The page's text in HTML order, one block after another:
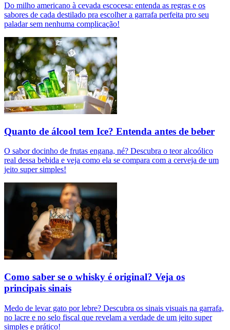
Do milho americano à cevada escocesa: entenda as regras e os
sabores de cada destilado pra escolher a garrafa perfeita pro seu
paladar sem nenhuma complicação!
Quanto de álcool tem Ice? Entenda antes de beber
O sabor docinho de frutas engana, né? Descubra o teor alcoólico
real dessa bebida e veja como ela se compara com a cerveja de um
jeito super simples!
Como saber se o whisky é original? Veja os
principais sinais
Medo de levar gato por lebre? Descubra os sinais visuais na garrafa,
no lacre e no selo fiscal que revelam a verdade de um jeito super
simples e prático!